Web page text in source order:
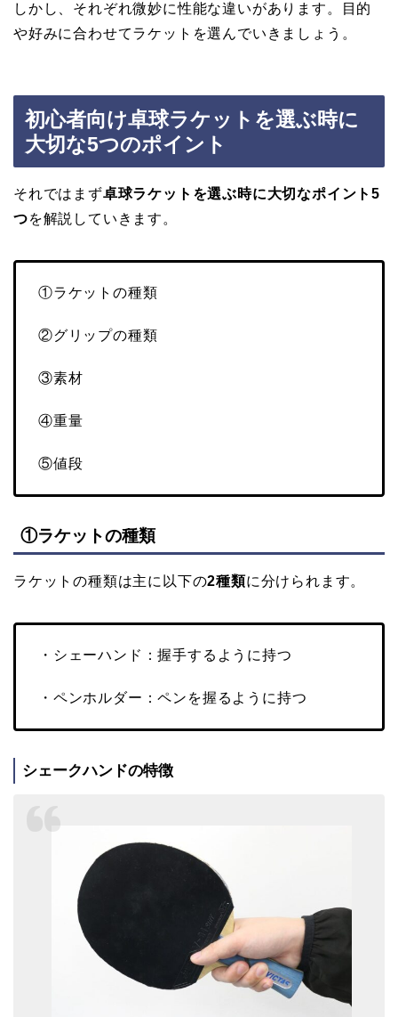
しかし、それぞれ微妙に性能な違いがあります。目的
や好みに合わせてラケットを選んでいきましょう。
初心者向け卓球ラケットを選ぶ時に
大切な5つのポイント
それではまず卓球ラケットを選ぶ時に大切なポイント5
つを解説していきます。
①ラケットの種類
②グリップの種類
③素材
④重量
⑤値段
①ラケットの種類
ラケットの種類は主に以下の2種類に分けられます。
・シェーハンド：握手するように持つ
・ペンホルダー：ペンを握るように持つ
シェークハンドの特徴